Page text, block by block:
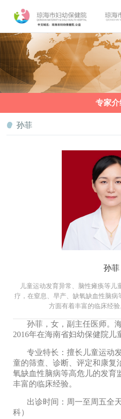
专家介
孙菲
孙菲
儿童运动发育异常、脑性瘫痪等儿
疗，在窒息、早产、缺氧缺血性脑
方面有着丰富的临床经验
孙菲，女，副主任医师。海
2016年在海南省妇幼保健院儿
专业特长：擅长儿童运动
童的筛查、诊断、评定和康复
氧缺血性脑病等高危儿的发育
丰富的临床经验。
出诊时间：周一至周五全天
科）